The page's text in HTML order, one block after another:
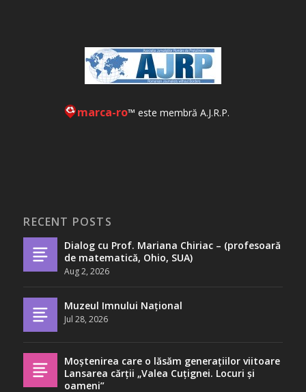
marca-ro™ este membră A.J.R.P.
RECENT POSTS
Dialog cu Prof. Mariana Chiriac – (profesoară
de matematică, Ohio, SUA)
Aug 2, 2026
Muzeul Imnului Național
Jul 28, 2026
Moștenirea care o lăsăm generațiilor viitoare
Lansarea cărții „Valea Cuțignei. Locuri și
oameni”